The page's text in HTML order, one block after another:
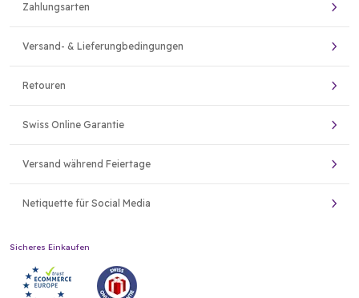
Zahlungsarten
Versand- & Lieferungbedingungen
Retouren
Swiss Online Garantie
Versand während Feiertage
Netiquette für Social Media
Sicheres Einkaufen